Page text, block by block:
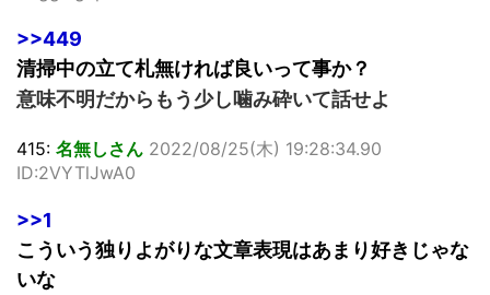
>>449
清掃中の立て札無ければ良いって事か？
意味不明だからもう少し噛み砕いて話せよ
415: 名無しさん 2022/08/25(木) 19:28:34.90
ID:2VYTlJwA0
>>1
こういう独りよがりな文章表現はあまり好きじゃな
いな